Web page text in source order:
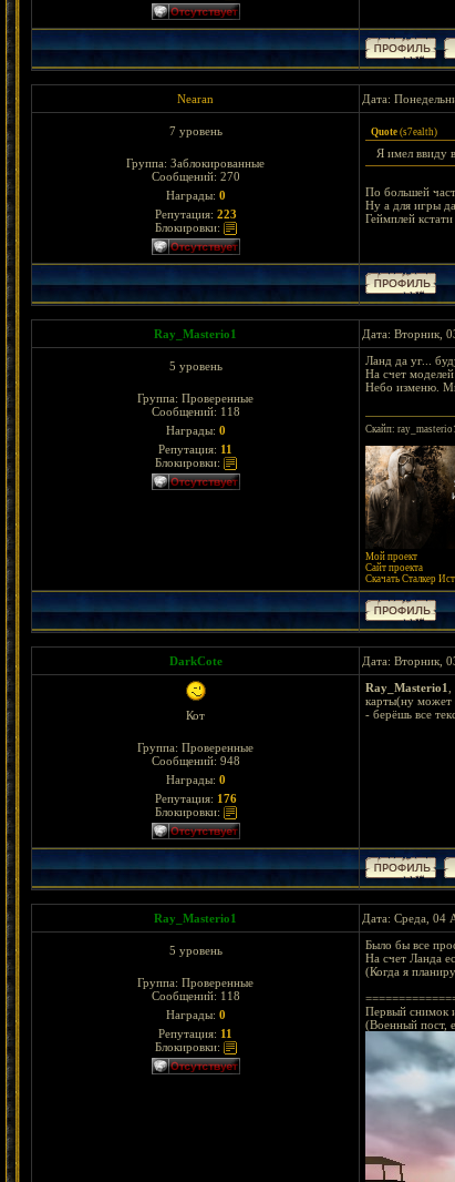
Nearan Дата:
7 уровень
Группа: Заблокированные
Сообщений: 270
Награды: 0
Репутация: 223
Блокировки:
Quote (s7ealth)
Я имел ввиду
По большей
Ну а для игры
Геймплей
Ray_Masterio1 Дата: Вторник,
5 уровень
Группа: Проверенные
Сообщений: 118
Награды: 0
Репутация: 11
Блокировки:
Ланд да уг...
На счет
Небо изменю.
Скайп: ray_masterio1
Мой проект
Сайт проекта
Скачать Сталкер
DarkCote Дата: Вторник,
Кот
Группа: Проверенные
Сообщений: 948
Награды: 0
Репутация: 176
Блокировки:
Ray_Masterio1
карты(ну может
- берёшь все
Ray_Masterio1 Дата: Среда, 04
5 уровень
Группа: Проверенные
Сообщений: 118
Награды: 0
Репутация: 11
Блокировки:
Было бы все
На счет Ланда
(Когда я
Первый снимок
(Военный пост,